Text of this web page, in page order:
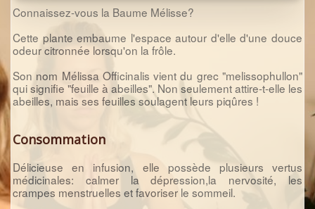
Connaissez-vous la Baume Mélisse?
Cette plante embaume l'espace autour d'elle d'une douce
odeur citronnée lorsqu'on la frôle.
Son nom Mélissa Officinalis vient du grec "melissophullon"
qui signifie "feuille à abeilles". Non seulement attire-t-elle les
abeilles, mais ses feuilles soulagent leurs piqûres !
Consommation
Délicieuse en infusion, elle possède plusieurs vertus
médicinales: calmer la dépression,la nervosité, les
crampes menstruelles et favoriser le sommeil.